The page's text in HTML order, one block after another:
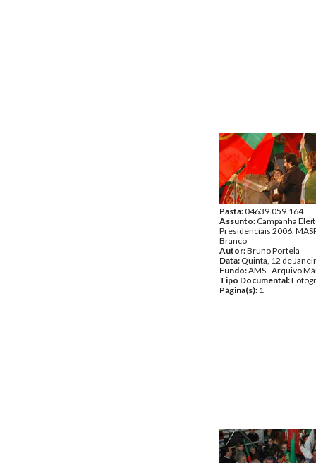
Pasta:04639.059.164
Assunto: Campanha
Presidenciais 2006,
Branco
Autor:Bruno Portela
Data: Quinta, 12 de
Fundo:AMS - Arquivo
Tipo Documental:
Página(s): 1